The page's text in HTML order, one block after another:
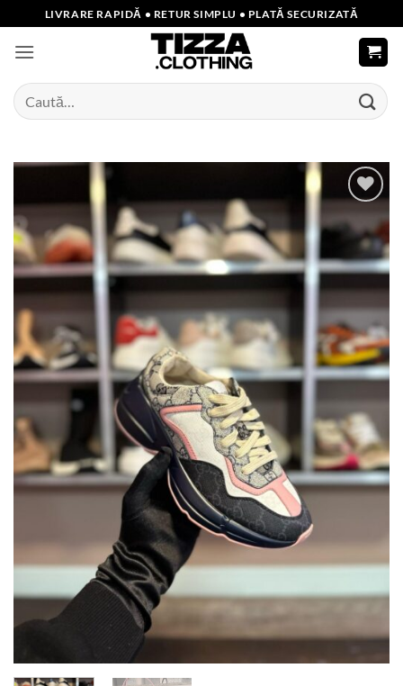
to
content
LIVRARE RAPIDĂ • RETUR SIMPLU • PLATĂ SECURIZATĂ
Caută
după:
wishlist